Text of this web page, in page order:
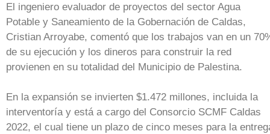
El ingeniero evaluador de proyectos del sector Agua
Potable y Saneamiento de la Gobernación de Caldas,
Cristian Arroyabe, comentó que los trabajos van en un
de su ejecución y los dineros para construir la red
provienen en su totalidad del Municipio de Palestina.
En la expansión se invierten $1.472 millones, incluida la
interventoría y está a cargo del Consorcio SCMF Caldas
2022, el cual tiene un plazo de cinco meses para la